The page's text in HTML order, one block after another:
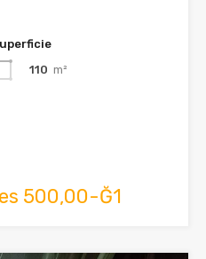
110 m²
500,00-Ğ1